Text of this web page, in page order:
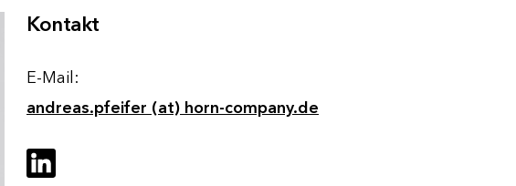
Kontakt
E-Mail:
andreas.pfeifer (at) horn-company.de